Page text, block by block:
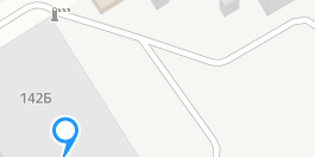
мастерская Васильевых.
об обработке персональных данных